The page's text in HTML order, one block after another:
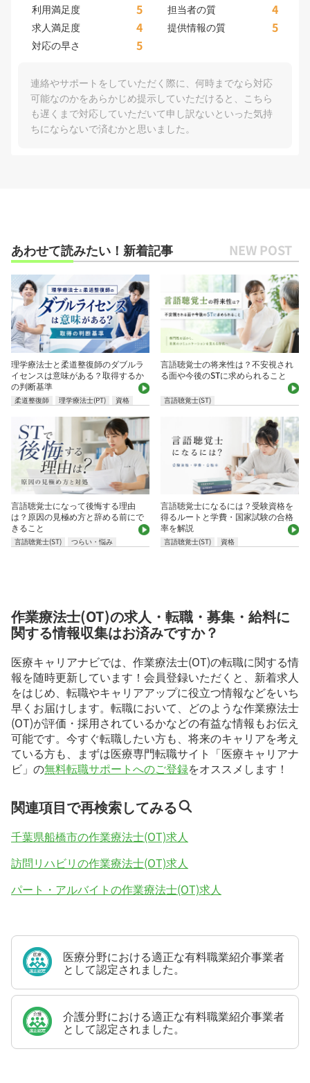
利用満足度 5 担当者の質 4
求人満足度 4 提供情報の質 5
対応の早さ 5
連絡やサポートをしていただく際に、何時までなら対応
可能なのかをあらかじめ提示していただけると、こちら
も遅くまで対応していただいて申し訳ないといった気持
ちにならないで済むかと思いました。
あわせて読みたい！新着記事
理学療法士と柔道整復師のダブルラ
イセンスは意味がある？取得するか
の判断基準
柔道整復師 理学療法士(PT) 資格
言語聴覚士の将来性は？不安視され
る面や今後のSTに求められること
言語聴覚士(ST)
言語聴覚士になって後悔する理由
は？原因の見極め方と辞める前にで
きること
言語聴覚士(ST) つらい・悩み
言語聴覚士になるには？受験資格を
得るルートと学費・国家試験の合格
率を解説
言語聴覚士(ST) 資格
作業療法士(OT)の求人・転職・募集・給料に
関する情報収集はお済みですか？
医療キャリアナビでは、作業療法士(OT)の転職に関する情
報を随時更新しています！会員登録いただくと、新着求人
をはじめ、転職やキャリアアップに役立つ情報などをいち
早くお届けします。転職において、どのような作業療法士
(OT)が評価・採用されているかなどの有益な情報もお伝え
可能です。今すぐ転職したい方も、将来のキャリアを考え
ている方も、まずは医療専門転職サイト「医療キャリアナ
ビ」の無料転職サポートへのご登録をオススメします！
関連項目で再検索してみる
千葉県船橋市の作業療法士(OT)求人
訪問リハビリの作業療法士(OT)求人
パート・アルバイトの作業療法士(OT)求人
医療分野における適正な有料職業紹介事業者
として認定されました。
介護分野における適正な有料職業紹介事業者
として認定されました。